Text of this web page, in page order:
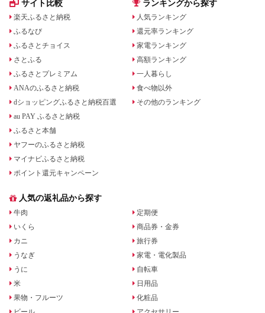
サイト比較
楽天ふるさと納税
ふるなび
ふるさとチョイス
さとふる
ふるさとプレミアム
ANAのふるさと納税
dショッピングふるさと納税百選
au PAY ふるさと納税
ふるさと本舗
ヤフーのふるさと納税
マイナビふるさと納税
ポイント還元キャンペーン
ランキングから探す
人気ランキング
還元率ランキング
家電ランキング
高額ランキング
一人暮らし
食べ物以外
その他のランキング
人気の返礼品から探す
牛肉
いくら
カニ
うなぎ
うに
米
果物・フルーツ
定期便
商品券・金券
旅行券
家電・電化製品
自転車
日用品
化粧品